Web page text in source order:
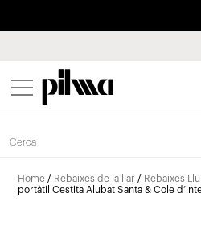
pilma
Home / Rebaixes de la llar / Rebaixes
portàtil Cestita Alubat Santa & Cole